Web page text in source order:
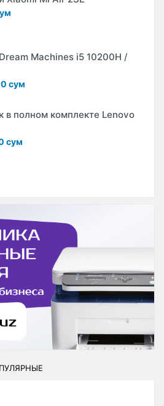
Machines i5 10200H /
сум
в полном комплекте Lenovo
сум